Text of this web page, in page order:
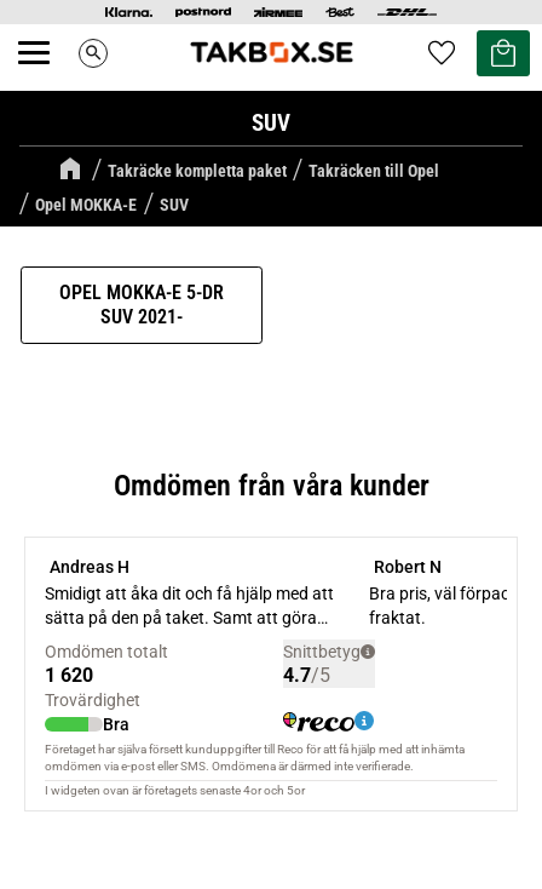
Meny search Favoriter
Kundvagn
SUV
Takräcke kompletta paket
Takräcken till Opel
Opel MOKKA-E
SUV
OPEL MOKKA-E 5-DR
SUV 2021-